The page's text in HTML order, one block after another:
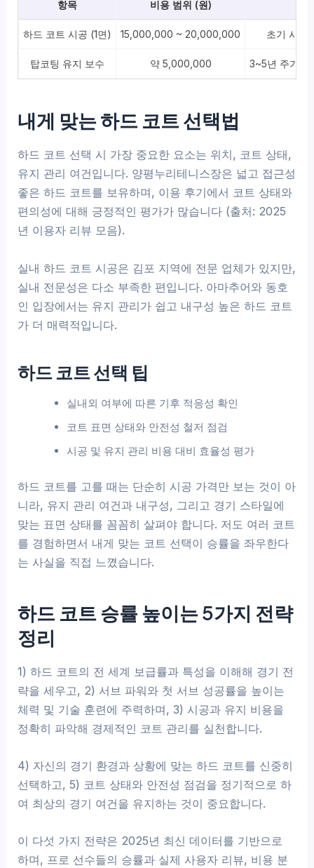
항목 비용 범위 (원)
하드 코트 시공 (1면) 15,000,000 ~ 20,000,000 초기 시공
탑코팅 유지 보수 약 5,000,000 3~5년 주기,
내게 맞는 하드 코트 선택법
하드 코트 선택 시 가장 중요한 요소는 위치, 코트 상태,
유지 관리 여건입니다. 양평누리테니스장은 넓고 접근성
좋은 하드 코트를 보유하며, 이용 후기에서 코트 상태와
편의성에 대해 긍정적인 평가가 많습니다 (출처: 2025
년 이용자 리뷰 모음).
실내 하드 코트 시공은 김포 지역에 전문 업체가 있지만,
실내 전문성은 다소 부족한 편입니다. 아마추어와 동호
인 입장에서는 유지 관리가 쉽고 내구성 높은 하드 코트
가 더 매력적입니다.
하드 코트 선택 팁
실내외 여부에 따른 기후 적응성 확인
코트 표면 상태와 안전성 철저 점검
시공 및 유지 관리 비용 대비 효율성 평가
하드 코트를 고를 때는 단순히 시공 가격만 보는 것이 아
니라, 유지 관리 여건과 내구성, 그리고 경기 스타일에
맞는 표면 상태를 꼼꼼히 살펴야 합니다. 저도 여러 코트
를 경험하면서 내게 맞는 코트 선택이 승률을 좌우한다
는 사실을 직접 느꼈습니다.
하드 코트 승률 높이는 5가지 전략
정리
1) 하드 코트의 전 세계 보급률과 특성을 이해해 경기 전
략을 세우고, 2) 서브 파워와 첫 서브 성공률을 높이는
체력 및 기술 훈련에 주력하며, 3) 시공과 유지 비용을
정확히 파악해 경제적인 코트 관리를 실천합니다.
4) 자신의 경기 환경과 상황에 맞는 하드 코트를 신중히
선택하고, 5) 코트 상태와 안전성 점검을 정기적으로 하
여 최상의 경기 여건을 유지하는 것이 중요합니다.
이 다섯 가지 전략은 2025년 최신 데이터를 기반으로
하며, 프로 선수들의 승률과 실제 사용자 리뷰, 비용 분